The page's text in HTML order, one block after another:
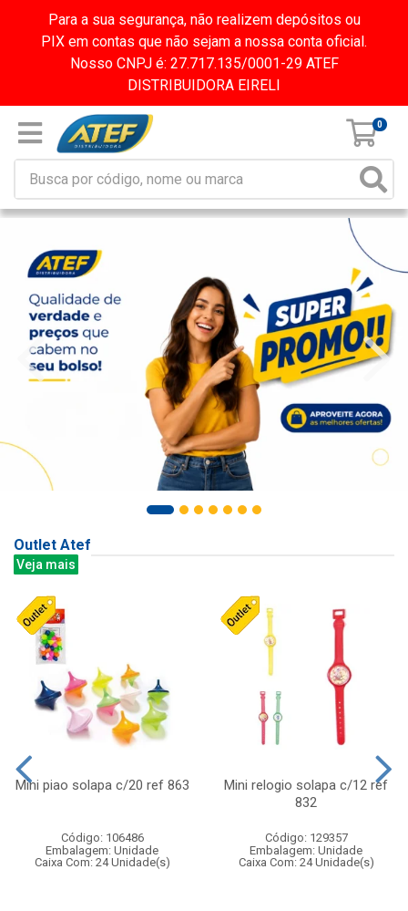
Para a sua segurança, não realizem depósitos ou
PIX em contas que não sejam a nossa conta oficial.
Nosso CNPJ é: 27.717.135/0001-29 ATEF
DISTRIBUIDORA EIRELI
0
Outlet Atef
Veja mais
Mini piao solapa c/20 ref 863
Código: 106486
Embalagem: Unidade
Caixa Com: 24 Unidade(s)
Mini relogio solapa c/12 ref
832
Código: 129357
Embalagem: Unidade
Caixa Com: 24 Unidade(s)